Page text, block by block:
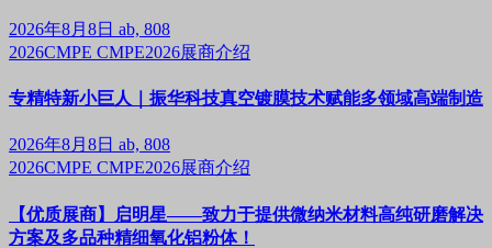
2026年8月8日 ab, 808
2026CMPE CMPE2026展商介绍
专精特新小巨人｜振华科技真空镀膜技术赋能多领域高端制造
2026年8月8日 ab, 808
2026CMPE CMPE2026展商介绍
【优质展商】启明星——致力于提供微纳米材料高纯研磨解决
方案及多品种精细氧化铝粉体！